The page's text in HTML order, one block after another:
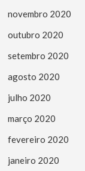
novembro 2020
outubro 2020
setembro 2020
agosto 2020
julho 2020
março 2020
fevereiro 2020
janeiro 2020